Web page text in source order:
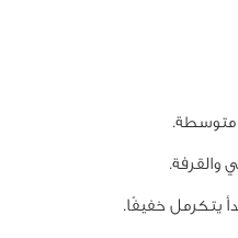
متوسطة.
والقرفة.